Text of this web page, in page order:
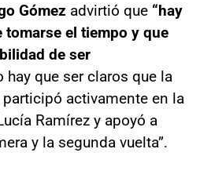
Gómez advirtió que “hay
tomarse el tiempo y que
de ser
hay que ser claros que la
activamente en la
Ramírez y apoyó a
y la segunda vuelta”.